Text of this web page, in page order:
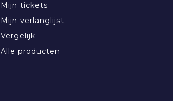
Mijn tickets
Mijn verlanglijst
Vergelijk
Alle producten